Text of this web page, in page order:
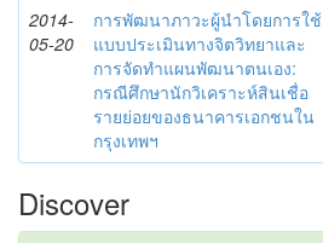
2014-
05-20
การพัฒนาภาวะผู้นำโดยการใช้
แบบประเมินทางจิตวิทยาและ
การจัดทำแผนพัฒนาตนเอง:
กรณีศึกษานักวิเคราะห์สินเชื่อ
รายย่อยของธนาคารเอกชนใน
กรุงเทพฯ
Discover